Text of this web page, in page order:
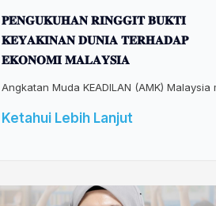
𝐏𝐄𝐍𝐆𝐔𝐊𝐔𝐇𝐀𝐍 𝐑𝐈𝐍𝐆𝐆𝐈𝐓 𝐁𝐔𝐊𝐓𝐈
𝐊𝐄𝐘𝐀𝐊𝐈𝐍𝐀𝐍 𝐃𝐔𝐍𝐈𝐀 𝐓𝐄𝐑𝐇𝐀𝐃𝐀𝐏
𝐄𝐊𝐎𝐍𝐎𝐌𝐈 𝐌𝐀𝐋𝐀𝐘𝐒𝐈𝐀
Angkatan Muda KEADILAN (AMK)
Ketahui Lebih Lanjut